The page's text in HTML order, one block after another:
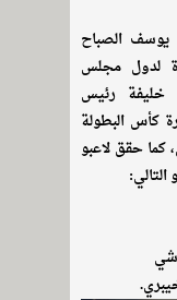
يوسف الصباح
لدول مجلس
خليفة رئيس
كأس البطولة
كما حقق لاعبو